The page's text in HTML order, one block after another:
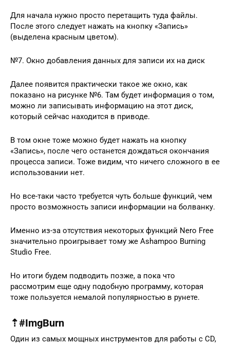
Для начала нужно просто перетащить туда файлы.
После этого следует нажать на кнопку «Запись»
(выделена красным цветом).
№7. Окно добавления данных для записи их на диск
Далее появится практически такое же окно, как
показано на рисунке №6. Там будет информация о том,
можно ли записывать информацию на этот диск,
который сейчас находится в приводе.
В том окне тоже можно будет нажать на кнопку
«Запись», после чего останется дождаться окончания
процесса записи. Тоже видим, что ничего сложного в ее
использовании нет.
Но все-таки часто требуется чуть больше функций, чем
просто возможность записи информации на болванку.
Именно из-за отсутствия некоторых функций Nero Free
значительно проигрывает тому же Ashampoo Burning
Studio Free.
Но итоги будем подводить позже, а пока что
рассмотрим еще одну подобную программу, которая
тоже пользуется немалой популярностью в рунете.
⇡#ImgBurn
Один из самых мощных инструментов для работы с CD,